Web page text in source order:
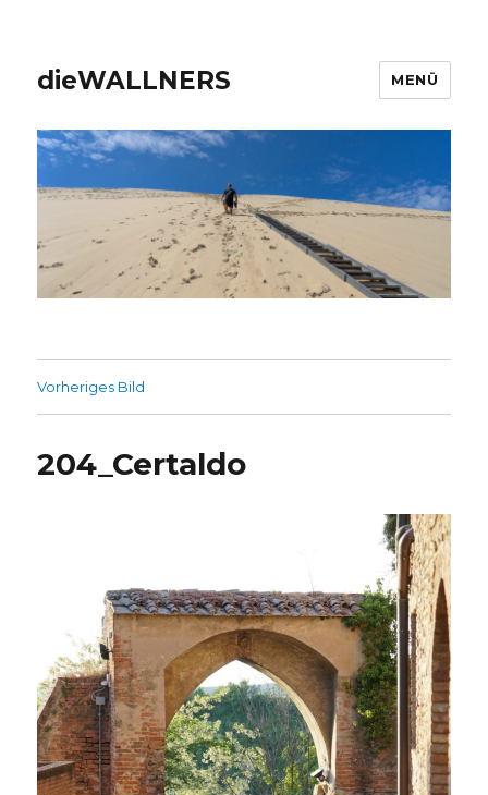
dieWALLNERS MENÜ
Vorheriges Bild
204_Certaldo